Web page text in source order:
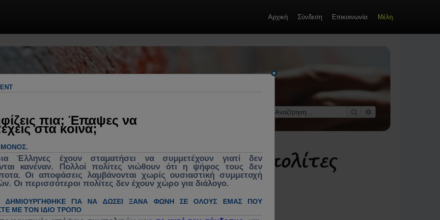
Αρχική Σύνδεση Επικοινωνία Μέλη
Αναζήτηση
πρακτικές λύσεις. Πολιτική, πολιτικοί &
για ανασύνθεση κράτους, θεσμών & κοινωνίας,
κυβέρνηση, νομοσχέδια, νέα, εκλογές,
πια; Έπαψες να
στα κοινά;
ΜΌΝΟΣ.
Έλληνες έχουν σταματήσει να συμμετέχουν γιατί δεν
κανέναν. Πολλοί πολίτες νιώθουν ότι η ψήφος τους δεν
Οι αποφάσεις λαμβάνονται χωρίς ουσιαστική συμμετοχή
Οι περισσότεροι πολίτες δεν έχουν χώρο για διάλογο.
ΔΗΜΙΟΥΡΓΉΘΗΚΕ ΓΙΑ ΝΑ ΔΏΣΕΙ ΞΑΝΆ ΦΩΝΉ ΣΕ ΌΛΟΥΣ ΕΜΆΣ ΠΟΥ
ΜΕ ΤΟΝ ΊΔΙΟ ΤΡΌΠΟ